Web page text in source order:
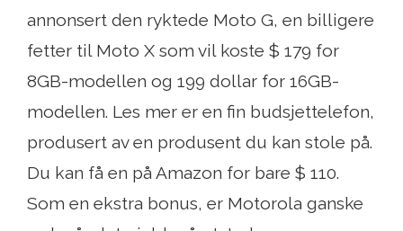
annonsert den ryktede Moto G, en billigere
fetter til Moto X som vil koste $ 179 for
8GB-modellen og 199 dollar for 16GB-
modellen. Les mer er en fin budsjettelefon,
produsert av en produsent du kan stole på.
Du kan få en på Amazon for bare $ 110.
Som en ekstra bonus, er Motorola ganske